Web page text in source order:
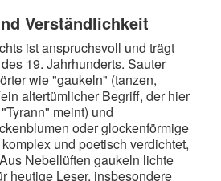
Verständlichkeit
ist anspruchsvoll und trägt
19. Jahrhunderts. Sauter
wie "gaukeln" (tanzen,
altertümlicher Begriff, der hier
meint) und
oder glockenförmige
und poetisch verdichtet,
Nebellüften gaukeln lichte
heutige Leser, insbesondere